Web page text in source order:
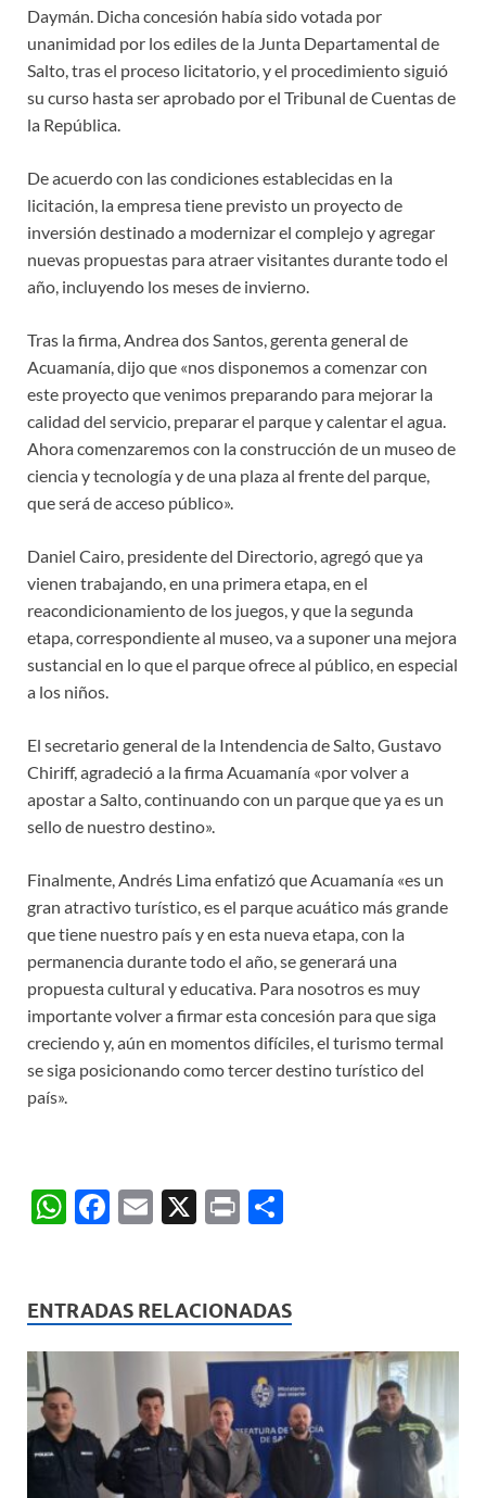
Daymán. Dicha concesión había sido votada por
unanimidad por los ediles de la Junta Departamental de
Salto, tras el proceso licitatorio, y el procedimiento siguió
su curso hasta ser aprobado por el Tribunal de Cuentas de
la República.
De acuerdo con las condiciones establecidas en la
licitación, la empresa tiene previsto un proyecto de
inversión destinado a modernizar el complejo y agregar
nuevas propuestas para atraer visitantes durante todo el
año, incluyendo los meses de invierno.
Tras la firma, Andrea dos Santos, gerenta general de
Acuamanía, dijo que «nos disponemos a comenzar con
este proyecto que venimos preparando para mejorar la
calidad del servicio, preparar el parque y calentar el agua.
Ahora comenzaremos con la construcción de un museo de
ciencia y tecnología y de una plaza al frente del parque,
que será de acceso público».
Daniel Cairo, presidente del Directorio, agregó que ya
vienen trabajando, en una primera etapa, en el
reacondicionamiento de los juegos, y que la segunda
etapa, correspondiente al museo, va a suponer una mejora
sustancial en lo que el parque ofrece al público, en especial
a los niños.
El secretario general de la Intendencia de Salto, Gustavo
Chiriff, agradeció a la firma Acuamanía «por volver a
apostar a Salto, continuando con un parque que ya es un
sello de nuestro destino».
Finalmente, Andrés Lima enfatizó que Acuamanía «es un
gran atractivo turístico, es el parque acuático más grande
que tiene nuestro país y en esta nueva etapa, con la
permanencia durante todo el año, se generará una
propuesta cultural y educativa. Para nosotros es muy
importante volver a firmar esta concesión para que siga
creciendo y, aún en momentos difíciles, el turismo termal
se siga posicionando como tercer destino turístico del
país».
W
s
A
p
p
F
b
o
o
k
E
X
P
p
ar
ti
r
ENTRADAS RELACIONADAS